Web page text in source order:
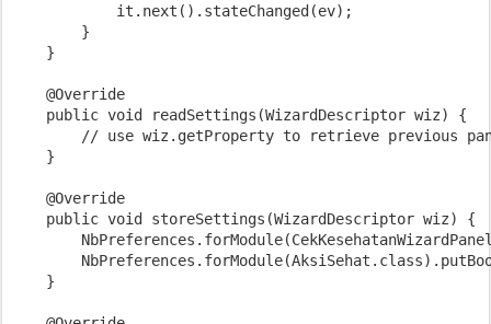
            it.next().stateChanged(ev);
        }
    }
    @Override
    public void readSettings(WizardDescriptor wiz) {
// use wiz.getProperty to retrieve previous
    }
    @Override
    public void storeSettings(WizardDescriptor wiz) {
    }